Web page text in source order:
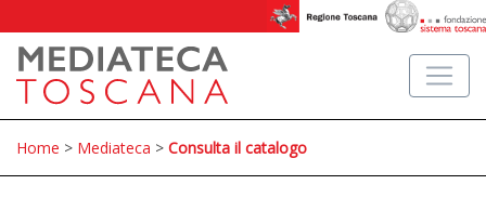
Home > Mediateca > Consulta il catalogo